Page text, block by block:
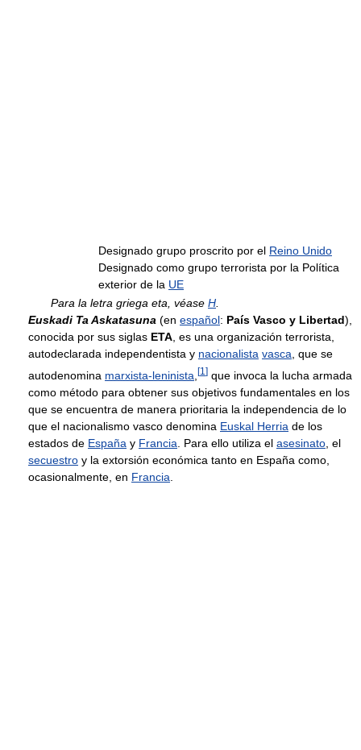
Designado grupo proscrito por el Reino Unido
Designado como grupo terrorista por la Política
exterior de la UE
Para la letra griega eta, véase Η
Euskadi Ta Askatasuna (en español: País Vasco y Libertad),
conocida por sus siglas ETA , es una organización terrorista,
autodeclarada independentista y nacionalista vasca , que se
autodenomina marxista-leninista [1 ] que invoca la lucha armada
como método para obtener sus objetivos fundamentales en los
que se encuentra de manera prioritaria la independencia de lo
que el nacionalismo vasco denomina Euskal Herria de los
estados de España y Francia . Para ello utiliza el asesinato , el
secuestro y la extorsión económica tanto en España como,
ocasionalmente, en Francia